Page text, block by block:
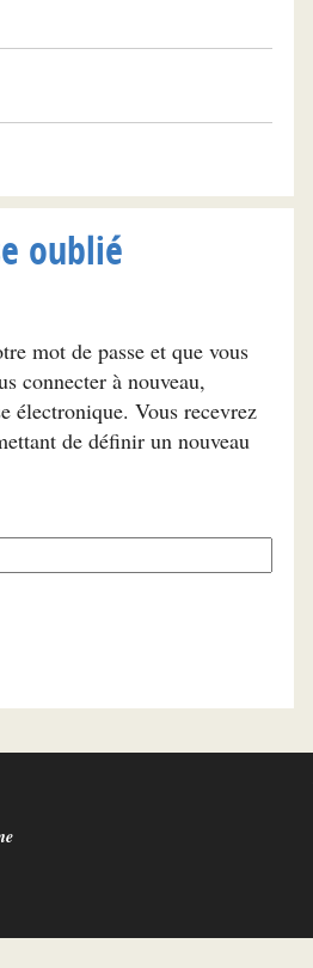
oublié
mot de passe et que vous
connecter à nouveau,
électronique. Vous recevrez
de définir un nouveau